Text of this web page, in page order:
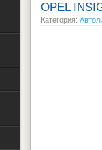
OPEL
Категория: